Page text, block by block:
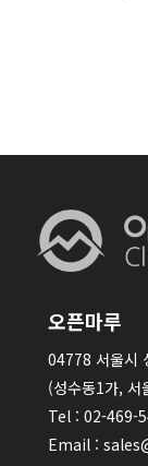
오픈마루
04778 서울시
(성수동1가, 서
Tel : 02-469-
Email :